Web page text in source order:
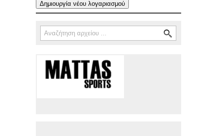
Φόρμα αναζήτησης
Αναζήτηση